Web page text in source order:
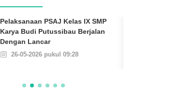
Pelaksanaan PSAJ Kelas IX SMP
Karya Budi Putussibau Berjalan
Dengan Lancar
26-05-2026 pukul 09:28